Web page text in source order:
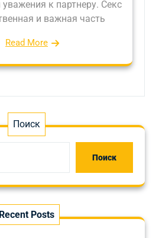
уважения к партнеру. Секс
и важная часть
Read More
Поиск
Поиск
Recent Posts